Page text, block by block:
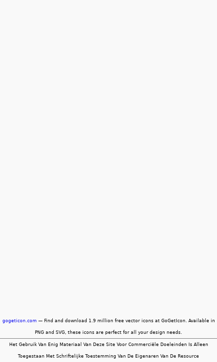
gogeticon.com — Find and download 1.9 million free vector icons at GoGetIcon. Available in
PNG and SVG, these icons are perfect for all your design needs.
Het Gebruik Van Enig Materiaal Van Deze Site Voor Commerciële Doeleinden Is Alleen
Toegestaan ​​Met Schriftelijke Toestemming Van De Eigenaren Van De Resource